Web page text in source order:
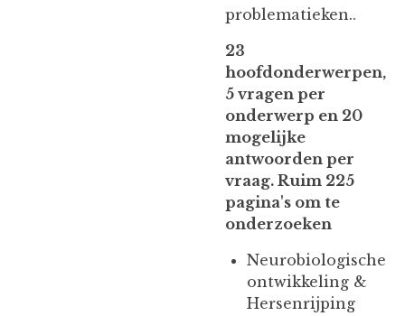
problematieken..
23
hoofdonderwerpen,
5 vragen per
onderwerp en 20
mogelijke
antwoorden per
vraag. Ruim 225
pagina's om te
onderzoeken
Neurobiologische
ontwikkeling &
Hersenrijping